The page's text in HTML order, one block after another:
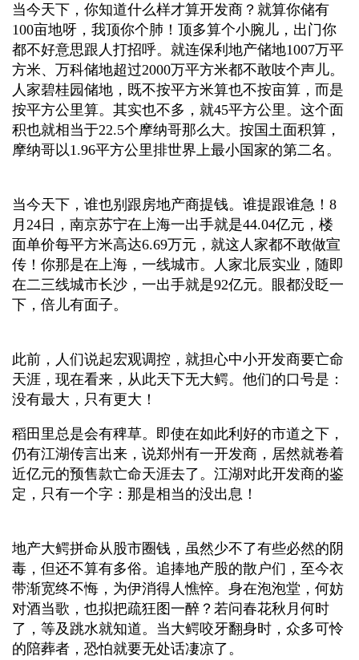
当今天下，你知道什么样才算开发商？就算你储有
100亩地呀，我顶你个肺！顶多算个小腕儿，出门你
都不好意思跟人打招呼。就连保利地产储地1007万平
方米、万科储地超过2000万平方米都不敢吱个声儿。
人家碧桂园储地，既不按平方米算也不按亩算，而是
按平方公里算。其实也不多，就45平方公里。这个面
积也就相当于22.5个摩纳哥那么大。按国土面积算，
摩纳哥以1.96平方公里排世界上最小国家的第二名。
当今天下，谁也别跟房地产商提钱。谁提跟谁急！8
月24日，南京苏宁在上海一出手就是44.04亿元，楼
面单价每平方米高达6.69万元，就这人家都不敢做宣
传！你那是在上海，一线城市。人家北辰实业，随即
在二三线城市长沙，一出手就是92亿元。眼都没眨一
下，倍儿有面子。
此前，人们说起宏观调控，就担心中小开发商要亡命
天涯，现在看来，从此天下无大鳄。他们的口号是：
没有最大，只有更大！
稻田里总是会有稗草。即使在如此利好的市道之下，
仍有江湖传言出来，说郑州有一开发商，居然就卷着
近亿元的预售款亡命天涯去了。江湖对此开发商的鉴
定，只有一个字：那是相当的没出息！
地产大鳄拼命从股市圈钱，虽然少不了有些必然的阴
毒，但还不算有多俗。追捧地产股的散户们，至今衣
带渐宽终不悔，为伊消得人憔悴。身在泡泡堂，何妨
对酒当歌，也拟把疏狂图一醉？若问春花秋月何时
了，等及跳水就知道。当大鳄咬牙翻身时，众多可怜
的陪葬者，恐怕就要无处话凄凉了。